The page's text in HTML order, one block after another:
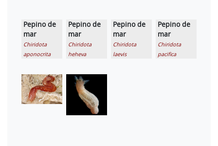
Pepino de
mar
Chiridota
aponocrita
Pepino de
mar
Chiridota
heheva
Pepino de
mar
Chiridota
laevis
Pepino de
mar
Chiridota
pacifica